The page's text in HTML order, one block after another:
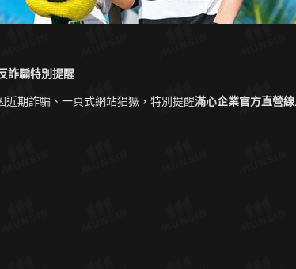
詐騙特別提醒
近期詐騙、一頁式網站猖獗，特別提醒滿心企業官方直營